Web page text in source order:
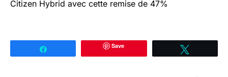
Save